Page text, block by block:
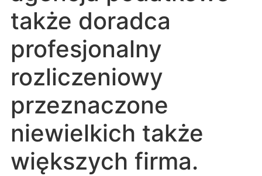
także doradca
profesjonalny
rozliczeniowy
przeznaczone
niewielkich także
większych firma.